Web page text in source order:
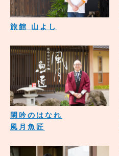
旅館 山よし
閑吟のはなれ
風月魚匠